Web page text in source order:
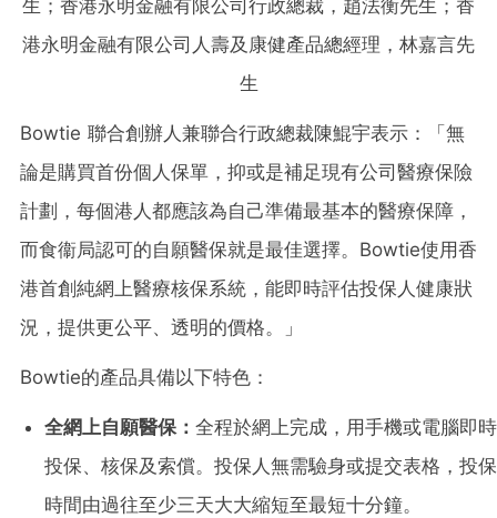
生；香港永明金融有限公司行政總裁，趙法衡先生；香
港永明金融有限公司人壽及康健產品總經理，林嘉言先
生
Bowtie 聯合創辦人兼聯合行政總裁陳鯤宇表示：「無
論是購買首份個人保單，抑或是補足現有公司醫療保險
計劃，每個港人都應該為自己準備最基本的醫療保障，
而食衞局認可的自願醫保就是最佳選擇。Bowtie使用香
港首創純網上醫療核保系統，能即時評估投保人健康狀
況，提供更公平、透明的價格。」
Bowtie的產品具備以下特色：
全網上自願醫保： 全程於網上完成，用手機或電腦即時
投保、核保及索償。投保人無需驗身或提交表格，投保
時間由過往至少三天大大縮短至最短十分鐘。